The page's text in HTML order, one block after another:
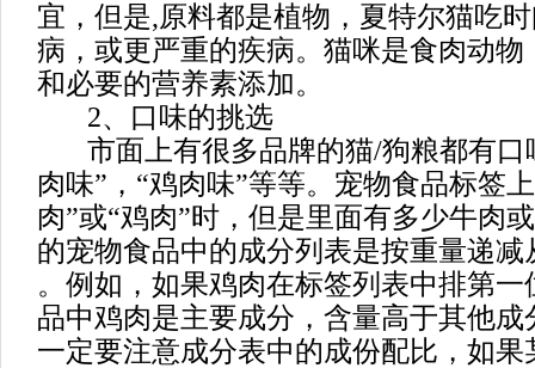
宜，但是,原料都是植物，夏特尔猫吃
病，或更严重的疾病。猫咪是食肉动物
和必要的营养素添加。
2、口味的挑选
市面上有很多品牌的猫/狗粮都有口
肉味”，“鸡肉味”等等。宠物食品标签
肉”或“鸡肉”时，但是里面有多少牛肉
的宠物食品中的成分列表是按重量递减
。例如，如果鸡肉在标签列表中排第
品中鸡肉是主要成分，含量高于其他
一定要注意成分表中的成份配比，如